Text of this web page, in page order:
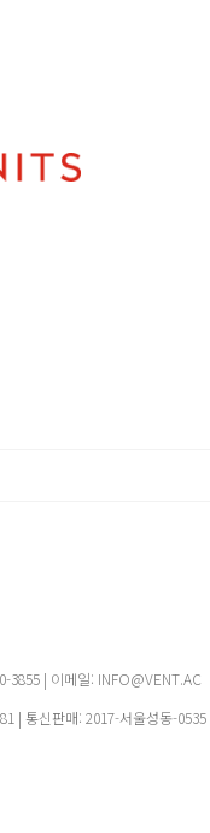
3855 | 이메일: INFO@VENT.AC
| 통신판매: 2017-서울성동-0535